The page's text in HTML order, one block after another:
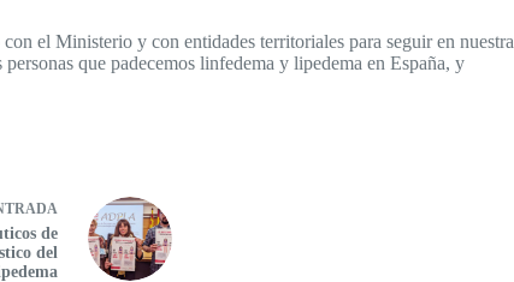
el Ministerio y con entidades territoriales para seguir en nuestra
que padecemos linfedema y lipedema en España, y
de
del